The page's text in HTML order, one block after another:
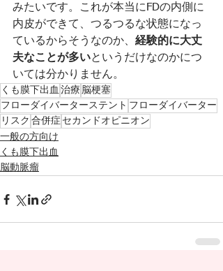
みたいです。これが本当にFDの内側に
内皮ができて、つるつるな状態になっ
ているからそうなのか、 経験的に大丈
夫なことが多いというだけなのかにつ
いては分かりません。
くも膜下出血 治療 脳梗塞
フローダイバーターステント フローダイバーター
リスク 合併症 セカンドオピニオン
一般の方向け
くも膜下出血
脳動脈瘤